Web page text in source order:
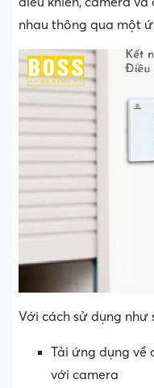
nhau thông qua một
Với cách sử dụng như
Tải ứng dụng về
với camera